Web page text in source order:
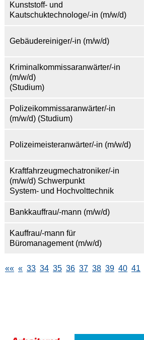
Kunststoff- und
Kautschuktechnologe/-in (m/w/d)
Gebäudereiniger/-in (m/w/d)
Kriminalkommissaranwärter/-in
(m/w/d)
(Studium)
Polizeikommissaranwärter/-in
(m/w/d) (Studium)
Polizeimeisteranwärter/-in (m/w/d)
Kraftfahrzeugmechatroniker/-in
(m/w/d) Schwerpunkt
System- und Hochvolttechnik
Bankkauffrau/-mann (m/w/d)
Kauffrau/-mann für
Büromanagement (m/w/d)
«« « 33 34 35 36 37 38 39 40 41